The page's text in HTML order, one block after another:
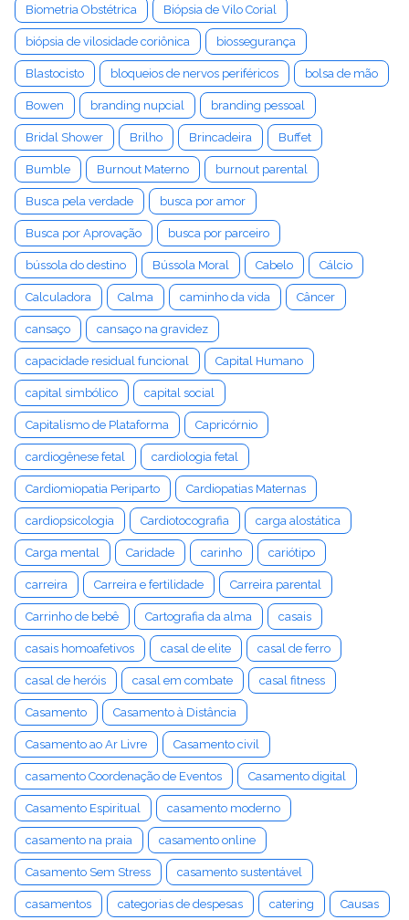
Biometria Obstétrica Biópsia de Vilo Corial
biópsia de vilosidade coriônica biossegurança
Blastocisto bloqueios de nervos periféricos bolsa de mão
Bowen branding nupcial branding pessoal
Bridal Shower Brilho Brincadeira Buffet
Bumble Burnout Materno burnout parental
Busca pela verdade busca por amor
Busca por Aprovação busca por parceiro
bússola do destino Bússola Moral Cabelo Cálcio
Calculadora Calma caminho da vida Câncer
cansaço cansaço na gravidez
capacidade residual funcional Capital Humano
capital simbólico capital social
Capitalismo de Plataforma Capricórnio
cardiogênese fetal cardiologia fetal
Cardiomiopatia Periparto Cardiopatias Maternas
cardiopsicologia Cardiotocografia carga alostática
Carga mental Caridade carinho cariótipo
carreira Carreira e fertilidade Carreira parental
Carrinho de bebê Cartografia da alma casais
casais homoafetivos casal de elite casal de ferro
casal de heróis casal em combate casal fitness
Casamento Casamento à Distância
Casamento ao Ar Livre Casamento civil
casamento Coordenação de Eventos Casamento digital
Casamento Espiritual casamento moderno
casamento na praia casamento online
Casamento Sem Stress casamento sustentável
casamentos categorias de despesas catering Causas